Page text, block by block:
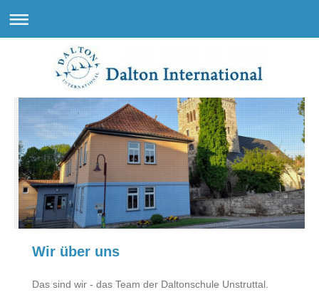
Wir über uns
Das sind wir - das Team der Daltonschule Unstruttal.